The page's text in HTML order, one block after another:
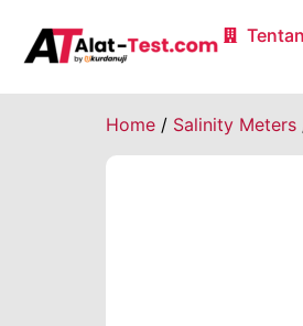
Home / Salinity Meters